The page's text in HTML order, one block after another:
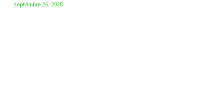
septiembre 26, 2025